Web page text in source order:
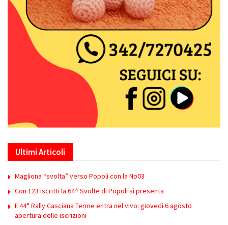
Ultimi Articoli
Magliona “svolta” verso Popoli con la Np03
Con 123 iscritti la 64^ Svolte di Popoli si presenta
Il 44° Rally Casciana Terme entra nel vivo: giovedì 6 agosto
apertura delle iscrizioni